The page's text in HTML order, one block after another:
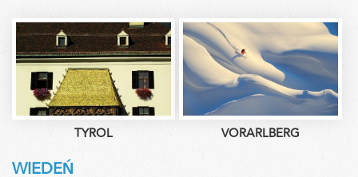
TYROL VORARLBERG
WIEDEŃ